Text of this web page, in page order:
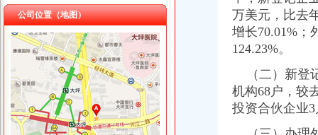
重庆宝鹰汽车销售有限公司
公司位置（地图）
工商动态
巫溪县全面完成2010年微型企业发展工作
渝中区消委会“五个对接”海关报关登记证书保障消费者权益保护诉调对接顺利实
市重庆海关在哪里局纪检组长滕科带队到双桥局开展考核考察工作
万美元，比去
增长70.01%；
124.23%。
（二）新登
机构68户，较
投资合伙企业